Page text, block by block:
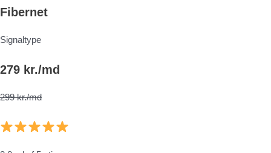
Fibernet
Signaltype
279 kr./md
299 kr./md